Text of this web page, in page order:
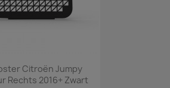
Snel bekijken
Citroën Jumpy
Rechts 2016+ Zwart